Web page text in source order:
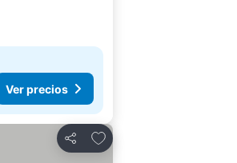
Ver precios
Compartir
Agregar a favoritos